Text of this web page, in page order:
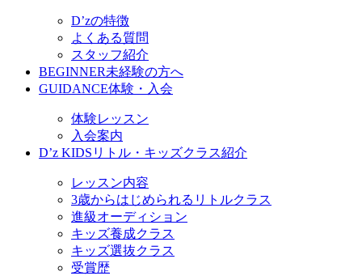
D’zの特徴
よくある質問
スタッフ紹介
BEGINNER未経験の方へ
GUIDANCE体験・入会
体験レッスン
入会案内
D’z KIDS リトル・キッズクラス紹介
レッスン内容
3歳からはじめられるリトルクラス
進級オーディション
キッズ養成クラス
キッズ選抜クラス
受賞歴